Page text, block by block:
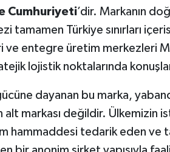
Cumhuriyeti’dir. Markanın
tamamen Türkiye sınırları
ve entegre üretim merkezleri
lojistik noktalarında
dayanan bu marka,
alt markası değildir. Ülkemizin
hammaddesi tedarik eden ve